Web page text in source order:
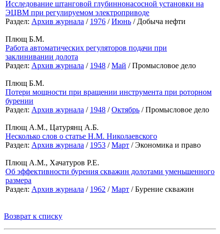
Исследование штанговой глубиннонасосной установки на
ЭЦВМ при регулируемом электроприводе
Раздел: Архив журнала / 1976 /Июнь / Добыча нефти
Плющ Б.М.
Работа автоматических регуляторов подачи при
заклинивании долота
Раздел: Архив журнала / 1948 /Май / Промысловое дело
Плющ Б.М.
Потери мощности при вращении инструмента при роторном
бурении
Раздел: Архив журнала / 1948 /Октябрь / Промысловое дело
Плющ А.М., Цатурянц А.Б.
Несколько слов о статье Н.М. Николаевского
Раздел: Архив журнала / 1953 /Март / Экономика и право
Плющ А.М., Хачатуров Р.Е.
Об эффективности бурения скважин долотами уменьшенного
размера
Раздел: Архив журнала / 1962 /Март / Бурение скважин
Возврат к списку